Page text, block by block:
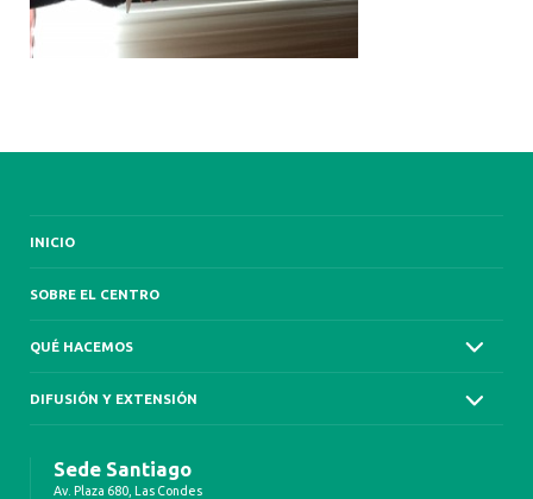
INICIO
SOBRE EL CENTRO
QUÉ HACEMOS
DIFUSIÓN Y EXTENSIÓN
Sede Santiago
Av. Plaza 680, Las Condes